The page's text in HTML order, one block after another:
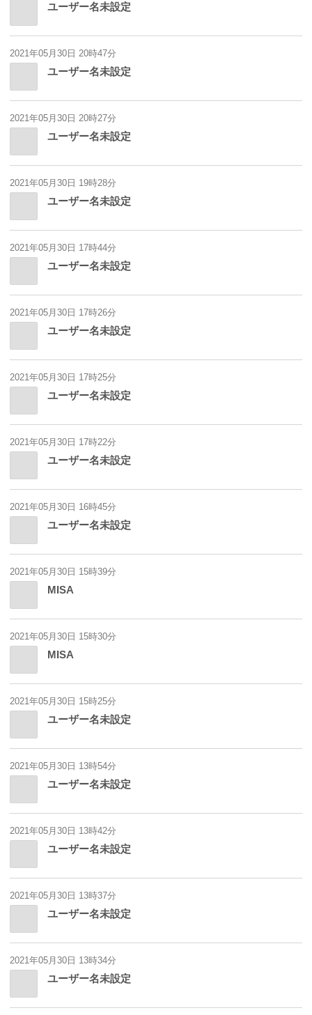
ユーザー名未設定
2021年05月30日 20時47分
ユーザー名未設定
2021年05月30日 20時27分
ユーザー名未設定
2021年05月30日 19時28分
ユーザー名未設定
2021年05月30日 17時44分
ユーザー名未設定
2021年05月30日 17時26分
ユーザー名未設定
2021年05月30日 17時25分
ユーザー名未設定
2021年05月30日 17時22分
ユーザー名未設定
2021年05月30日 16時45分
ユーザー名未設定
2021年05月30日 15時39分
MISA
2021年05月30日 15時30分
MISA
2021年05月30日 15時25分
ユーザー名未設定
2021年05月30日 13時54分
ユーザー名未設定
2021年05月30日 13時42分
ユーザー名未設定
2021年05月30日 13時37分
ユーザー名未設定
2021年05月30日 13時34分
ユーザー名未設定